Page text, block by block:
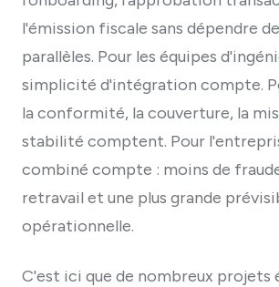
l'émission fiscale sans dépendre
parallèles. Pour les équipes
simplicité d'intégration compte.
la conformité, la couverture, la
stabilité comptent. Pour
combiné compte : moins de
retravail et une plus grande
opérationnelle.
C'est ici que de nombreux projets